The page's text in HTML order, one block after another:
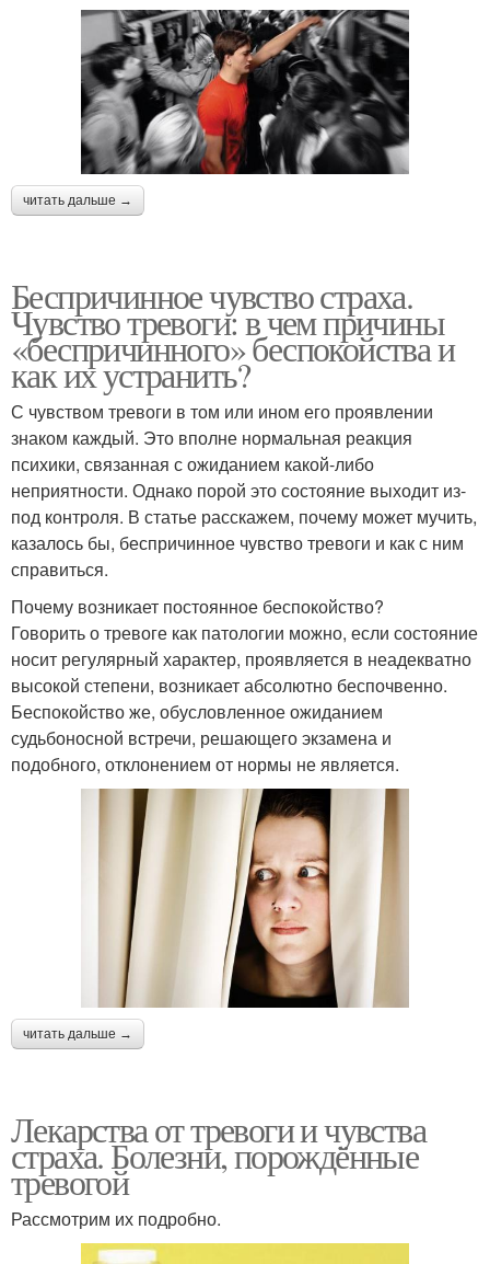
читать дальше →
Беспричинное чувство страха.
Чувство тревоги: в чем причины
«беспричинного» беспокойства и
как их устранить?
С чувством тревоги в том или ином его проявлении
знаком каждый. Это вполне нормальная реакция
психики, связанная с ожиданием какой-либо
неприятности. Однако порой это состояние выходит из-
под контроля. В статье расскажем, почему может мучить,
казалось бы, беспричинное чувство тревоги и как с ним
справиться.
Почему возникает постоянное беспокойство?
Говорить о тревоге как патологии можно, если состояние
носит регулярный характер, проявляется в неадекватно
высокой степени, возникает абсолютно беспочвенно.
Беспокойство же, обусловленное ожиданием
судьбоносной встречи, решающего экзамена и
подобного, отклонением от нормы не является.
читать дальше →
Лекарства от тревоги и чувства
страха. Болезни, порождённые
тревогой
Рассмотрим их подробно.